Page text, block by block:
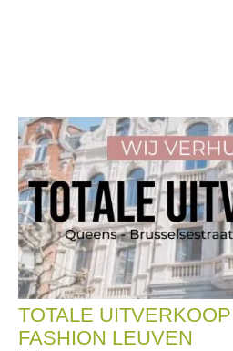
TOTALE
FASHION LEUVEN